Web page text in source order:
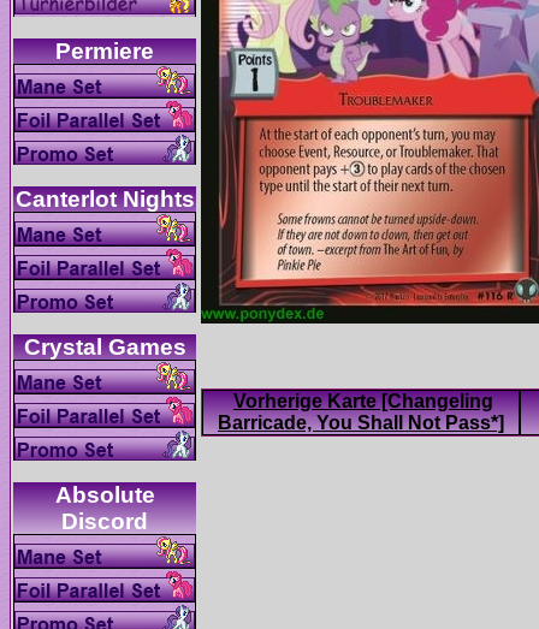
Absolute
Vorherige Karte [Changeling